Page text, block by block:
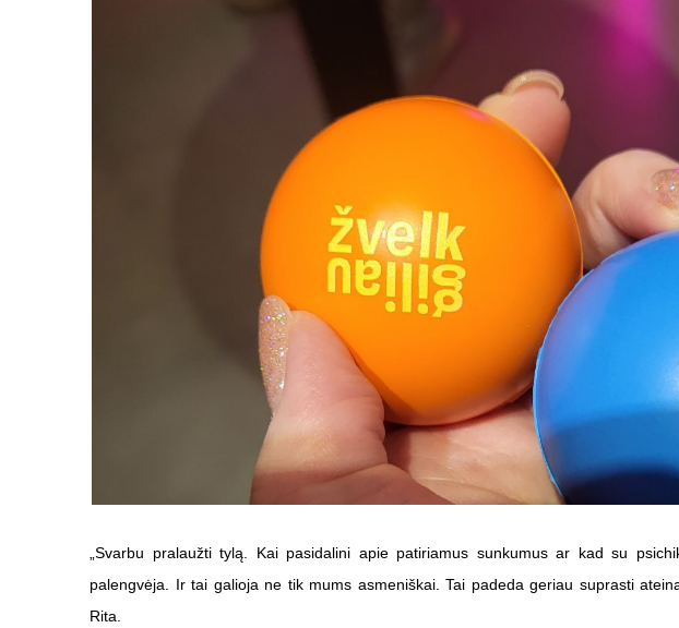
„Svarbu pralaužti tylą. Kai pasidalini apie patiriamus sunkumus ar kad su
palengvėja. Ir tai galioja ne tik mums asmeniškai. Tai padeda geriau suprasti
Rita.